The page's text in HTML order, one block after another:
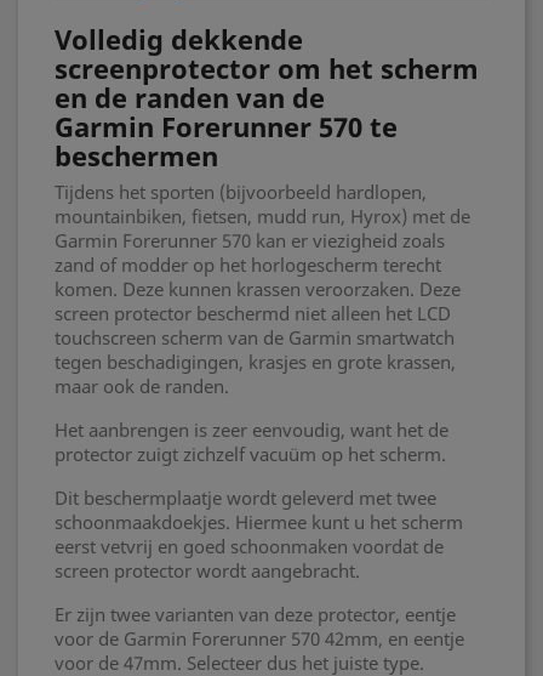
Volledig dekkende
screenprotector om het scherm
en de randen van de
Garmin Forerunner 570 te
beschermen
Tijdens het sporten (bijvoorbeeld hardlopen,
mountainbiken, fietsen, mudd run, Hyrox) met de
Garmin Forerunner 570 kan er viezigheid zoals
zand of modder op het horlogescherm terecht
komen. Deze kunnen krassen veroorzaken. Deze
screen protector beschermd niet alleen het LCD
touchscreen scherm van de Garmin smartwatch
tegen beschadigingen, krasjes en grote krassen,
maar ook de randen.
Het aanbrengen is zeer eenvoudig, want het de
protector zuigt zichzelf vacuüm op het scherm.
Dit beschermplaatje wordt geleverd met twee
schoonmaakdoekjes. Hiermee kunt u het scherm
eerst vetvrij en goed schoonmaken voordat de
screen protector wordt aangebracht.
Er zijn twee varianten van deze protector, eentje
voor de Garmin Forerunner 570 42mm, en eentje
voor de 47mm. Selecteer dus het juiste type.